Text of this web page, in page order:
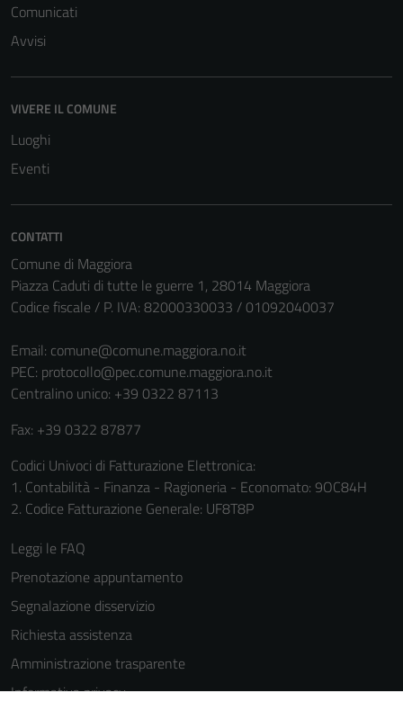
Comunicati
Avvisi
VIVERE IL COMUNE
Luoghi
Eventi
CONTATTI
Comune di Maggiora
Piazza Caduti di tutte le guerre 1, 28014 Maggiora
Codice fiscale / P. IVA: 82000330033 / 01092040037
Email: comune@comune.maggiora.no.it
PEC: protocollo@pec.comune.maggiora.no.it
Centralino unico: +39 0322 87113
Fax: +39 0322 87877
Codici Univoci di Fatturazione Elettronica:
1. Contabilità - Finanza - Ragioneria - Economato: 9OC84H
2. Codice Fatturazione Generale: UF8T8P
Leggi le FAQ
Prenotazione appuntamento
Segnalazione disservizio
Richiesta assistenza
Amministrazione trasparente
Informativa privacy
Tecnici
Questi cookie